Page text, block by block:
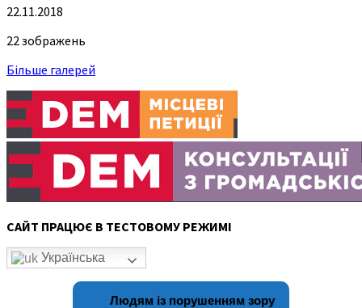
22.11.2018
22 зображень
Більше галерей
САЙТ ПРАЦЮЄ В ТЕСТОВОМУ РЕЖИМІ
Українська
Людям із порушенням зору